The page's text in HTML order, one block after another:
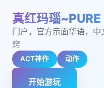
真红玛瑙
门户，官方示面华语，
窍
ACT神作 动作
开始游玩